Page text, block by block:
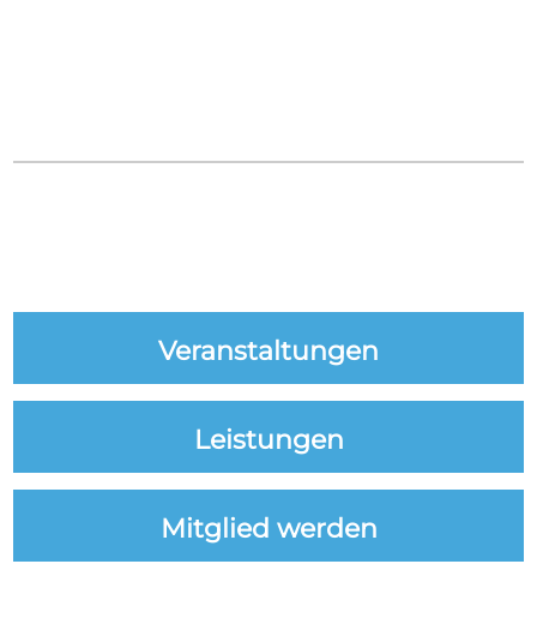
Veranstaltungen
Leistungen
Mitglied werden